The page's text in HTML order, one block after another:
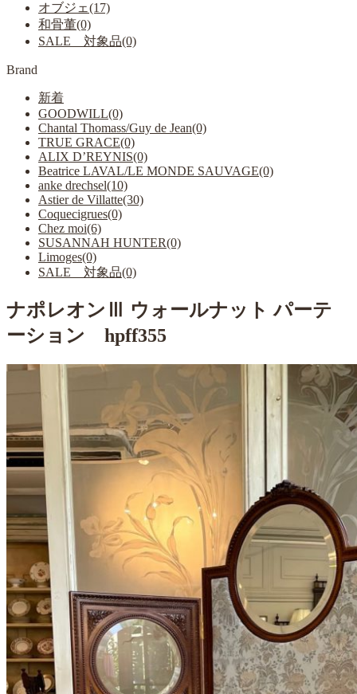
オブジェ(17)
和骨董(0)
SALE 対象品(0)
Brand
新着
GOODWILL(0)
Chantal Thomass/Guy de Jean(0)
TRUE GRACE(0)
ALIX D’REYNIS(0)
Beatrice LAVAL/LE MONDE SAUVAGE(0)
anke drechsel(10)
Astier de Villatte(30)
Coquecigrues(0)
Chez moi(6)
SUSANNAH HUNTER(0)
Limoges(0)
SALE 対象品(0)
ナポレオンⅢ ウォールナット パーテ
ーション hpff355